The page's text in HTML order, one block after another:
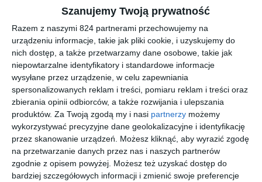
Szanujemy Twoją prywatność
Razem z naszymi 824 partnerami przechowujemy na
urządzeniu informacje, takie jak pliki cookie, i uzyskujemy do
nich dostęp, a także przetwarzamy dane osobowe, takie jak
niepowtarzalne identyfikatory i standardowe informacje
wysyłane przez urządzenie, w celu zapewniania
spersonalizowanych reklam i treści, pomiaru reklam i treści oraz
zbierania opinii odbiorców, a także rozwijania i ulepszania
produktów. Za Twoją zgodą my i nasi partnerzy możemy
wykorzystywać precyzyjne dane geolokalizacyjne i identyfikację
przez skanowanie urządzeń. Możesz kliknąć, aby wyrazić zgodę
na przetwarzanie danych przez nas i naszych partnerów
zgodnie z opisem powyżej. Możesz też uzyskać dostęp do
bardziej szczegółowych informacji i zmienić swoje preferencje
Po zakończeniu pierwszego etapu akcji policjanci
kontynuowali działania również w piątek. Przyniosło to kolejne
trzy zatrzymania osób ukrywających się przed organami
ścigania. Wśród zatrzymanych znaleźli się m.in. poszukiwani
listami gończymi, osoby skazane z nakazami doprowadzenia do
zakładów karnych i aresztów śledczych oraz osoby poszukiwane
w celu ustalenia miejsca pobytu.
Zapraszamy na zakupy